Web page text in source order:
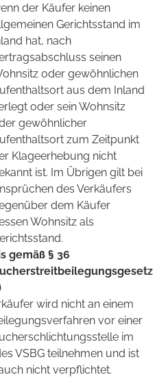
der Käufer keinen
Gerichtsstand im
hat, nach
seinen
oder gewöhnlichen
aus dem Inland
oder sein Wohnsitz
gewöhnlicher
zum Zeitpunkt
Klageerhebung nicht
ist. Im Übrigen gilt bei
des Verkäufers
dem Käufer
Wohnsitz als
gemäß § 36
wird nicht an einem
vor einer
im
VSBG teilnehmen und ist
nicht verpflichtet.